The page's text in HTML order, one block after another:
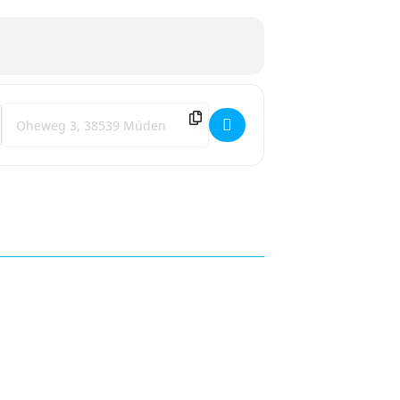
Abreise
Destination Address - WOMO Ostertreffen 28.03.-01.04.24